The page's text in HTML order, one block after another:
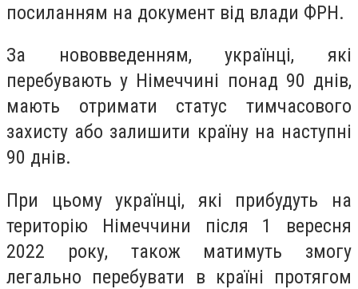
посиланням на документ від влади ФРН.
За нововведенням, українці, які
перебувають у Німеччині понад 90 днів,
мають отримати статус тимчасового
захисту або залишити країну на наступні
90 днів.
При цьому українці, які прибудуть на
територію Німеччини після 1 вересня
2022 року, також матимуть змогу
легально перебувати в країні протягом